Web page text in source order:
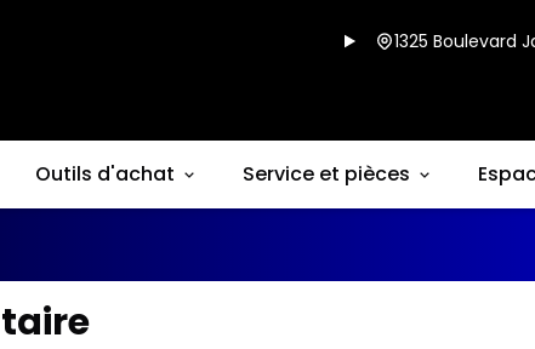
1325 Boulevard
Outils d'achat Service et pièces